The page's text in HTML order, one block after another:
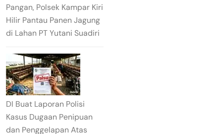
Pangan, Polsek Kampar Kiri
Hilir Pantau Panen Jagung
di Lahan PT Yutani Suadiri
DI Buat Laporan Polisi
Kasus Dugaan Penipuan
dan Penggelapan Atas